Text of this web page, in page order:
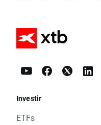
Investir
ETFs